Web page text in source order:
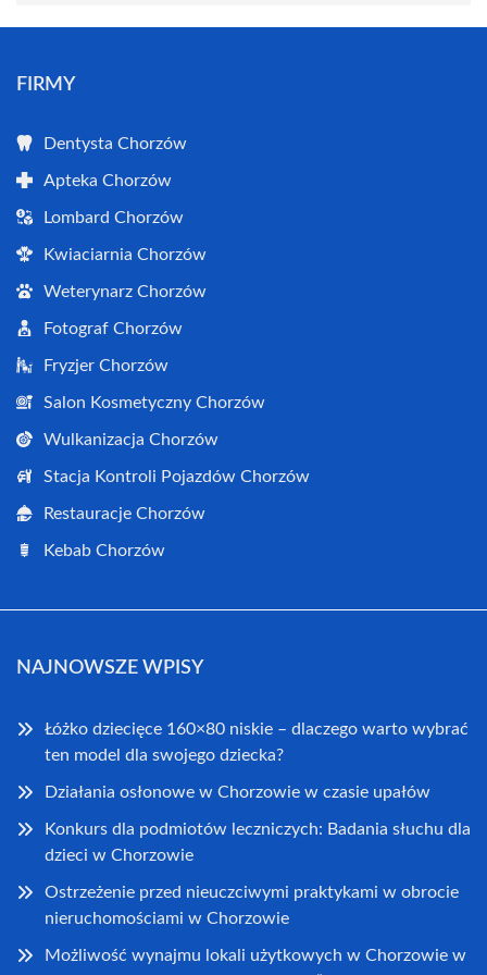
FIRMY
Dentysta Chorzów
Apteka Chorzów
Lombard Chorzów
Kwiaciarnia Chorzów
Weterynarz Chorzów
Fotograf Chorzów
Fryzjer Chorzów
Salon Kosmetyczny Chorzów
Wulkanizacja Chorzów
Stacja Kontroli Pojazdów Chorzów
Restauracje Chorzów
Kebab Chorzów
NAJNOWSZE WPISY
Łóżko dziecięce 160×80 niskie – dlaczego warto wybrać
ten model dla swojego dziecka?
Działania osłonowe w Chorzowie w czasie upałów
Konkurs dla podmiotów leczniczych: Badania słuchu dla
dzieci w Chorzowie
Ostrzeżenie przed nieuczciwymi praktykami w obrocie
nieruchomościami w Chorzowie
Możliwość wynajmu lokali użytkowych w Chorzowie w